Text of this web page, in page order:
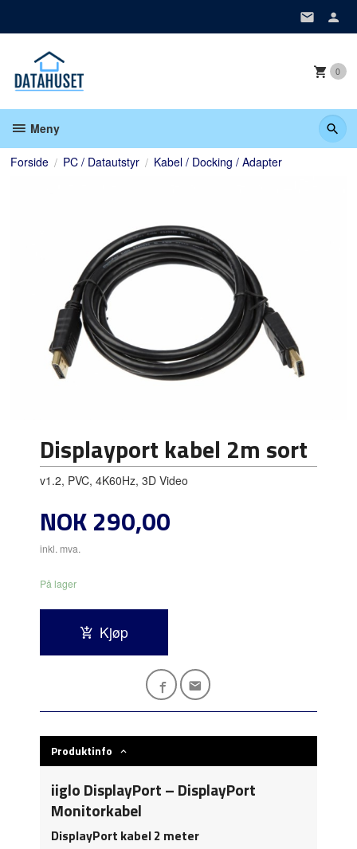
0
Meny
Forside PC / Datautstyr Kabel / Docking / Adapter
Displayport kabel 2m sort
v1.2, PVC, 4K60Hz, 3D Video
Pris
NOK290,00
inkl. mva.
På lager
Kjøp
Produktinfo
iiglo DisplayPort – DisplayPort
Monitorkabel
DisplayPort kabel 2 meter